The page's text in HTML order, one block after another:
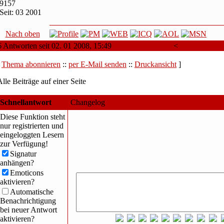
9157
Seit: 03 2001
Nach oben
Antworten seit 02. 01 2008, 15:49
<
Thema abonnieren :: per E-Mail senden :: Druckansicht ]
Beiträge auf einer Seite
Schnellantwort
Changelog
Diese Funktion steht
nur registrierten und
eingeloggten Lesern
zur Verfügung!
Signatur
anhängen?
Emoticons
aktivieren?
Automatische
Benachrichtigung
bei neuer Antwort
aktivieren?